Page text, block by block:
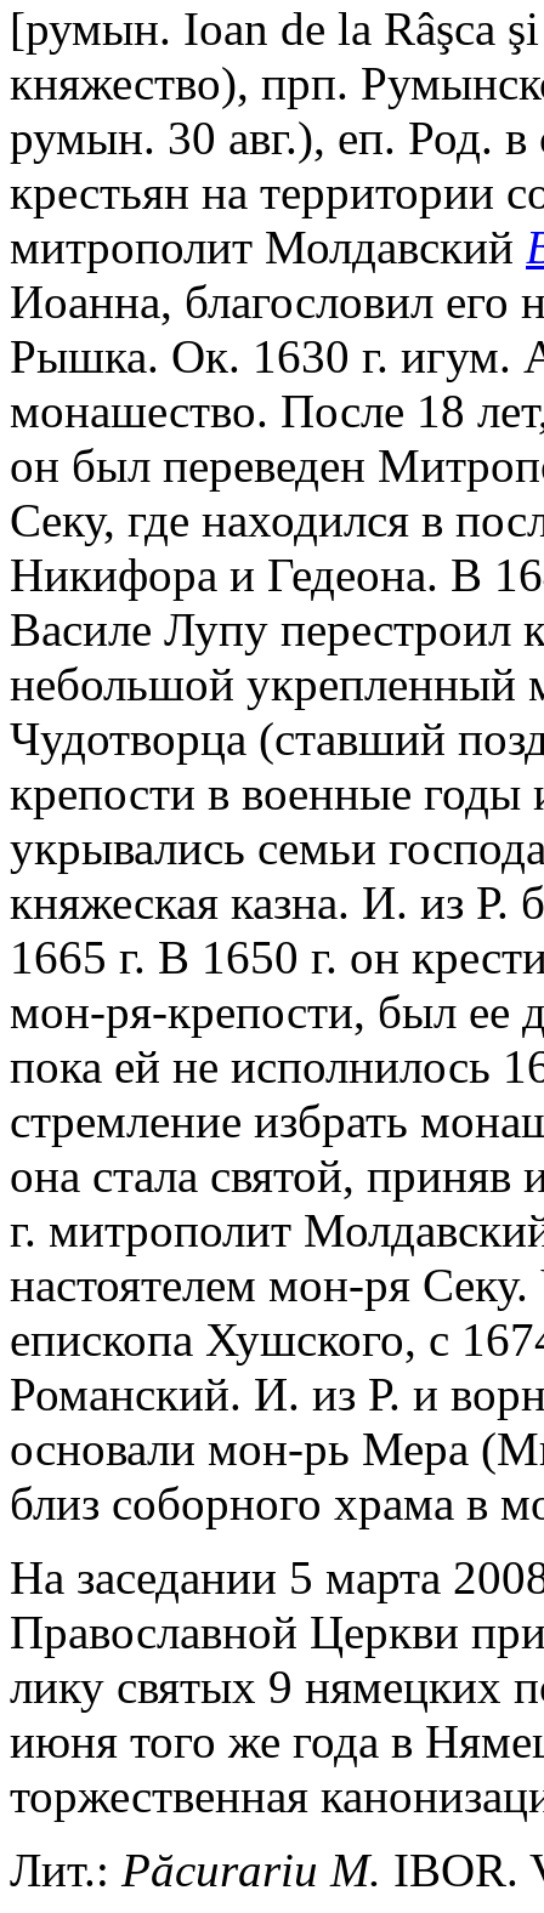
[румын. Ioan de la Râşca
княжество), прп.
румын. 30 авг.), еп. Род.
крестьян на территории
митрополит Молдавский
Иоанна, благословил его
Рышка. Ок. 1630 г. игум.
монашество. После 18
он был переведен
Секу, где находился в
Никифора и Гедеона. В
Василе Лупу перестроил
небольшой укрепленный
Чудотворца (ставший
крепости в военные
укрывались семьи
княжеская казна. И. из Р.
1665 г. В 1650 г. он
мон-ря-крепости, был ее
пока ей не исполнилось
стремление избрать
она стала святой, приняв
г. митрополит
настоятелем мон-ря
епископа Хушского, с
Романский. И. из Р. и
основали мон-рь Мера
близ соборного храма в
На заседании 5 марта
Православной Церкви
лику святых 9 нямецких
июня того же года в
торжественная
Лит.: Păcurariu M. IBOR.